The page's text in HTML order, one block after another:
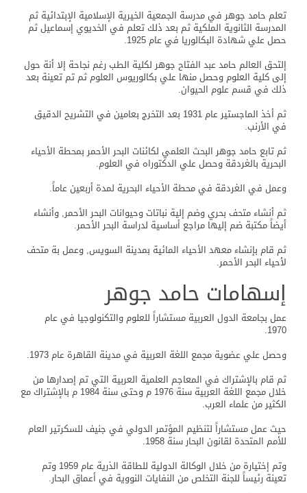
تعلم حامد جوهر في مدرسة الجمعية الخيرية الإسلامية الإبتدائية ثم
المدرسة الثانوية الملكية ثم بعد ذلك تعلم في الخديوي إسماعيل ثم
حصل علي شهادة البكالوريا في عام 1925.
إلتحق العالم حامد عبد الفتاح جوهر لكلية الطب رغم نجاحة إلا أنة حول
إلى كلية العلوم وحصل منها علي بكالوريوس العلوم ثم تم تعينة بعد
ذلك في قسم علوم الحيوان.
ثم أخذ الماجستير عام 1931 بعد التخرج بعامين في التشريح الدقيق
في الأرنب.
ثم تابع حامد جوهر البحث العلمي لكائنات البحر الأحمر بمحطة الأحياء
البحرية بالغردقة وحصل علي الدكتوراه في العلوم.
وعمل في الغردقة في محطة الأحياء البحرية لمدة أربعين عاماً.
ثم أنشاء متحف بحري وضم إلية نباتات وحيوانات البحر الأحمر, وأنشاء
أيضاً مكتبة ضم إليها مراجع أساسية لدراسة البحر الأحمر.
ثم قام بإنشاء معهد الأحياء المائية بمدينة السويس, وعمل بة متحف
لأحياء البحر الأحمر.
إسهامات حامد جوهر
عمل بجامعة الدول العربية مستشاراً للعلوم والتكنولوجيا في عام
1970.
وحصل علي عضوية مجمع اللغة العربية في مدينة القاهرة عام 1973.
ثم قام بالإشتراك في المعاجم العلمية العربية التي تم إصدارها من
خلال مجمع اللغة العربية سنة 1976 م وحتى سنة 1984 م بالإشتراك مع
الكثير من علماء العرب.
حيث عمل مستشاراً لتنظيم المؤتمر الدولي في جنيف للسكرتير العام
للأمم المتحدة لقانون البحار سنة 1958.
وتم إختيارة من خلال الوكالة الدولية للطاقة الذرية عام 1959 وتم
تعينة رئيساً للجنة التخلص من النفايات النووية في أعماق البحار.